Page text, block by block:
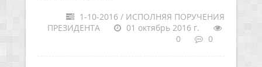
1-10-2016 / ИСПОЛНЯЯ ПОРУЧЕНИЯ
ПРЕЗИДЕНТА
01 октябрь 2016 г.
0
0